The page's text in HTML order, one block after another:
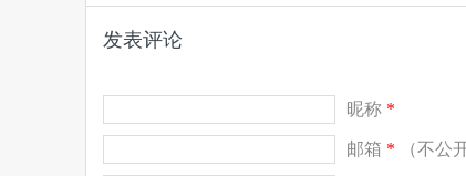
发表评论
昵称 *
邮箱 * （不公